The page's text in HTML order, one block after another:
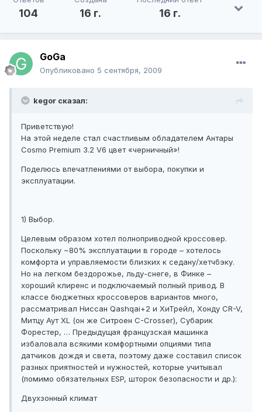
104 16 г. 16 г.
GoGa
Опубликовано 5 сентября, 2009
kegor сказал:
Приветствую!
На этой неделе стал счастливым обладателем Антары
Сosmo Premium 3.2 V6 цвет «черничный»!
Поделюсь впечатлениями от выбора, покупки и
эксплуатации.
1) Выбор.
Целевым образом хотел полноприводной кроссовер.
Поскольку ~80% эксплуатации в городе – хотелось
комфорта и управляемости близких к седану/хетчбэку.
Но на легком бездорожье, льду-снеге, в Финке –
хороший клиренс и подключаемый полный привод. В
классе бюджетных кроссоверов вариантов много,
рассматривал Ниссан Qashqai+2 и ХиТрейл, Хонду CR-V,
Митцу Аут XL (он же Ситроен C-Crosser), Субарик
Форестер, … Предыдущая французская машинка
избаловала всякими комфортными опциями типа
датчиков дождя и света, поэтому даже составил список
разных приятностей и нужностей, которые учитывал
(помимо обязательных ESP, шторок безопасности и др.):
Двухзонный климат